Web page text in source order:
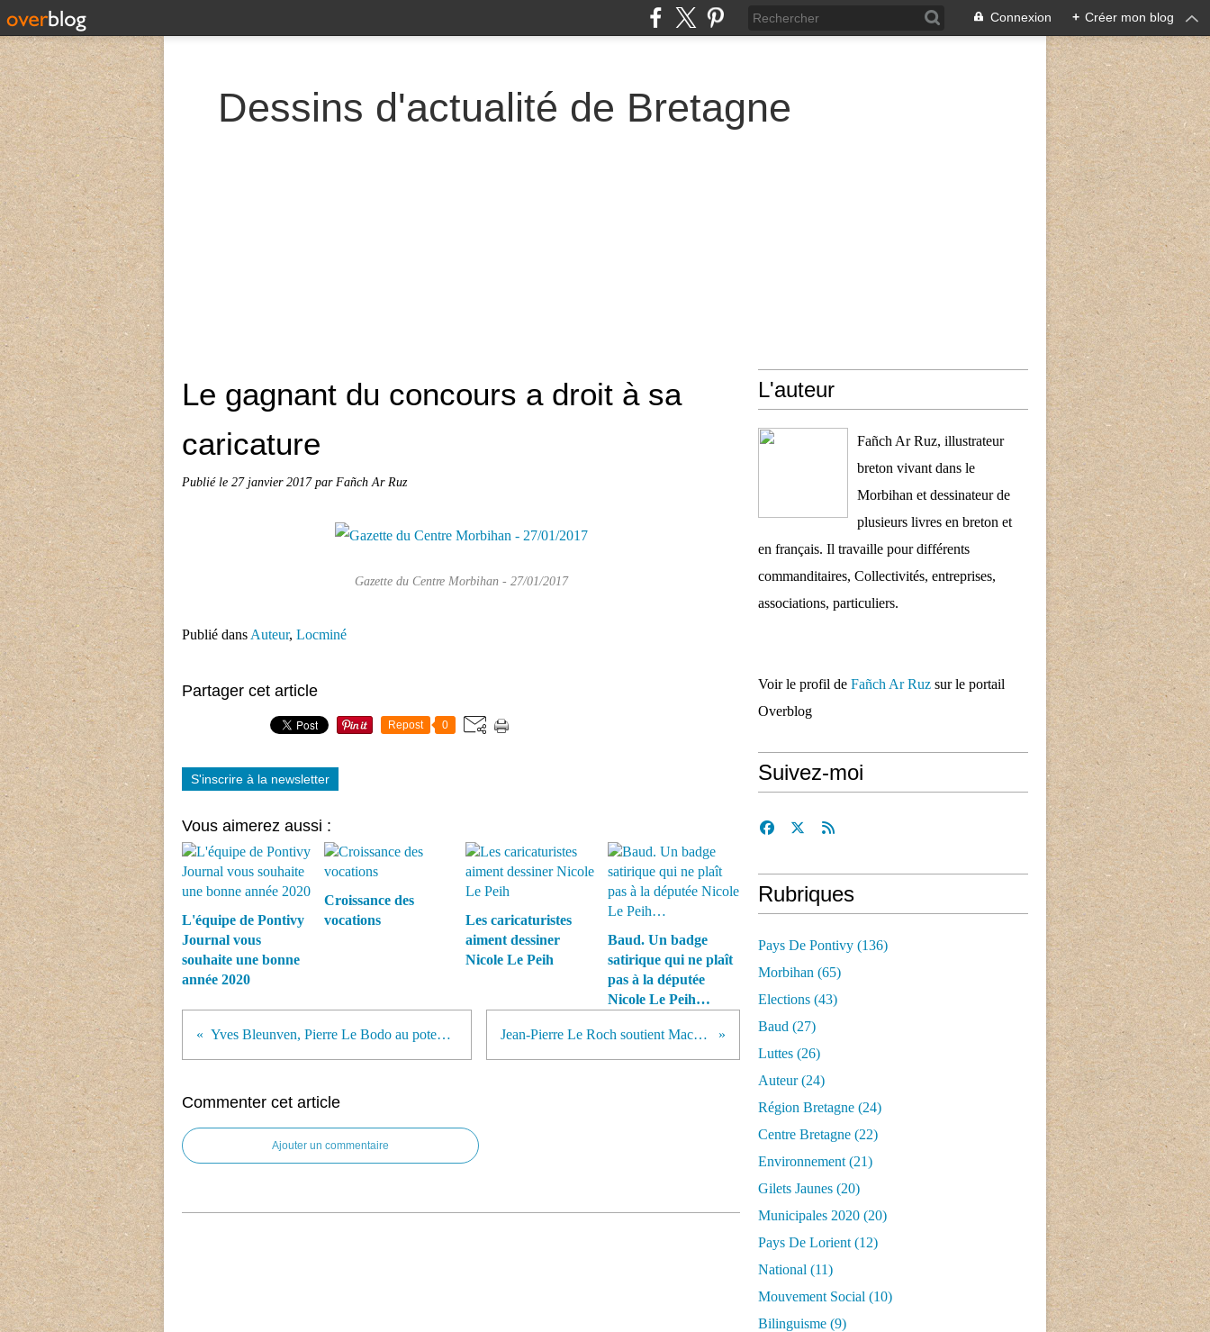
Connexion + Créer mon blog
Dessins d'actualité de Bretagne
Le gagnant du concours a droit à sa
caricature
Publié le 27 janvier 2017par Fañch Ar Ruz
Gazette du Centre Morbihan - 27/01/2017
Publié dans Auteur, Locminé
Partager cet article
Repost 0
S'inscrire à la newsletter
Vous aimerez aussi :
L'équipe de Pontivy
Journal vous
souhaite une bonne
année 2020
Croissance des
vocations
Les caricaturistes
aiment dessiner
Nicole Le Peih
Baud. Un badge
satirique qui ne plaît
pas à la députée
Nicole Le Peih…
Yves Bleunven, Pierre Le Bodo au poteau ! Jean-Pierre Le Roch soutient Macron
Commenter cet article
Ajouter un commentaire
L'auteur
Fañch Ar Ruz, illustrateur
breton vivant dans le
Morbihan et dessinateur de
plusieurs livres en breton et
en français. Il travaille pour différents
commanditaires, Collectivités, entreprises,
associations, particuliers.
Voir le profil de Fañch Ar Ruz sur le portail
Overblog
Suivez-moi
Rubriques
Pays De Pontivy (136)
Morbihan (65)
Elections (43)
Baud (27)
Luttes (26)
Auteur(24)
Région Bretagne (24)
Centre Bretagne (22)
Environnement (21)
Gilets Jaunes (20)
Municipales 2020 (20)
Pays De Lorient (12)
National (11)
Mouvement Social (10)
Bilinguisme (9)